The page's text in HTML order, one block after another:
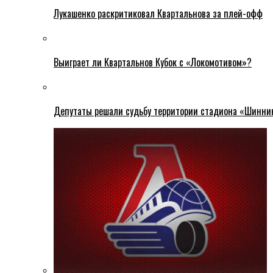
Лукашенко раскритиковал Квартальнова за плей-офф
Выиграет ли Квартальнов Кубок с «Локомотивом»?
Депутаты решали судьбу территории стадиона